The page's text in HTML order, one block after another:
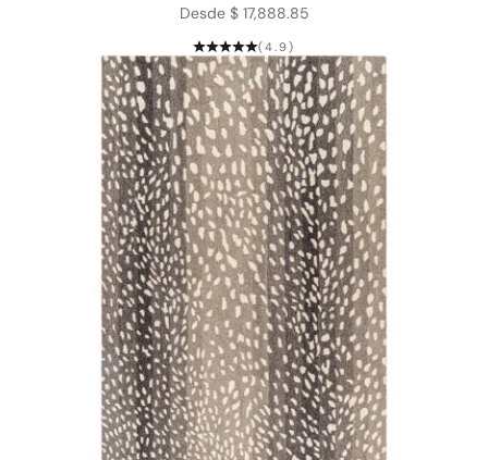
Precio de oferta
Desde $ 17,888.85
(4.9)